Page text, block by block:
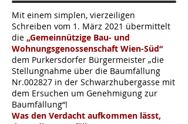
Mit einem simplen, vierzeiligen
Schreiben vom 1. März 2021 übermittelt
die „Gemeinnützige Bau- und
Wohnungsgenossenschaft Wien-Süd“
dem Purkersdorfer Bürgermeister „die
Stellungnahme über die Baumfällung
Nr.002827 in der Schwarzhubergasse mit
dem Ersuchen um Genehmigung zur
Baumfällung“!
Was den Verdacht aufkommen lässt,